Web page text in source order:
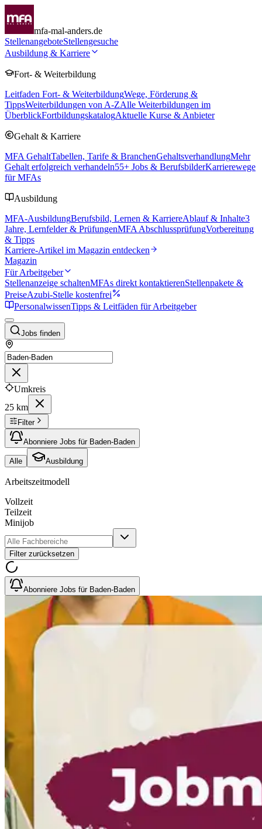
mfa-mal-anders.de
StellenangeboteStellengesuche
Ausbildung & Karriere
Fort- & Weiterbildung
Leitfaden Fort- & WeiterbildungWege, Förderung &
TippsWeiterbildungen von A-ZAlle Weiterbildungen im
ÜberblickFortbildungskatalogAktuelle Kurse & Anbieter
Gehalt & Karriere
MFA GehaltTabellen, Tarife & BranchenGehaltsverhandlungMehr
Gehalt erfolgreich verhandeln55+ Jobs & BerufsbilderKarrierewege
für MFAs
Ausbildung
MFA-AusbildungBerufsbild, Lernen & KarriereAblauf & Inhalte3
Jahre, Lernfelder & PrüfungenMFA AbschlussprüfungVorbereitung
& Tipps
Karriere-Artikel im Magazin entdecken
Magazin
Für Arbeitgeber
Stellenanzeige schaltenMFAs direkt kontaktierenStellenpakete &
PreiseAzubi-Stelle kostenfrei
PersonalwissenTipps & Leitfäden für Arbeitgeber
Jobs finden
Umkreis
25 km
Filter
Abonniere Jobs für Baden-Baden
Alle Ausbildung
Arbeitszeitmodell
Vollzeit
Teilzeit
Minijob
Filter zurücksetzen
Abonniere Jobs für Baden-Baden